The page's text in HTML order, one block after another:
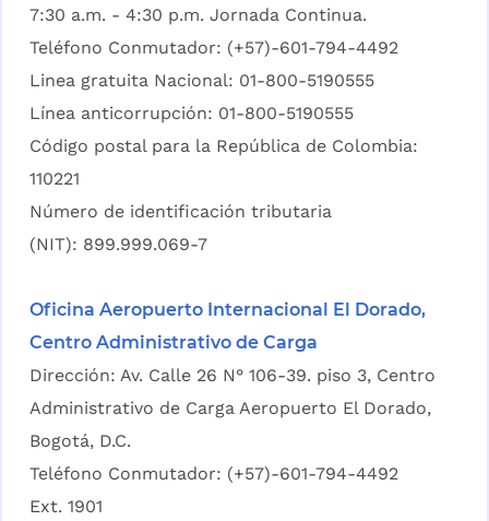
7:30 a.m. - 4:30 p.m. Jornada Continua.
Teléfono Conmutador: (+57)-601-794-4492
Linea gratuita Nacional: 01-800-5190555
Línea anticorrupción: 01-800-5190555
Código postal para la República de Colombia:
110221
Número de identificación tributaria
(NIT): 899.999.069-7
Oficina Aeropuerto Internacional El Dorado,
Centro Administrativo de Carga
Dirección: Av. Calle 26 N° 106-39. piso 3, Centro
Administrativo de Carga Aeropuerto El Dorado,
Bogotá, D.C.
Teléfono Conmutador: (+57)-601-794-4492
Ext. 1901